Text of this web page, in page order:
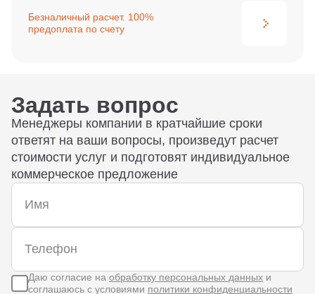
Безналичный расчет. 100%
предоплата по счету
Задать вопрос
Менеджеры компании в кратчайшие сроки
ответят на ваши вопросы, произведут расчет
стоимости услуг и подготовят индивидуальное
коммерческое предложение
Даю согласие на обработку персональных данных и
соглашаюсь с условиями политики конфиденциальности